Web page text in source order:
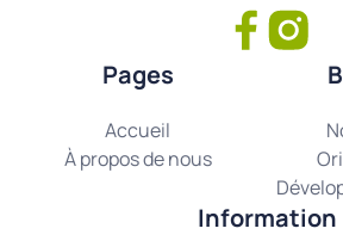
Pages
Accueil
À propos de nous
Information